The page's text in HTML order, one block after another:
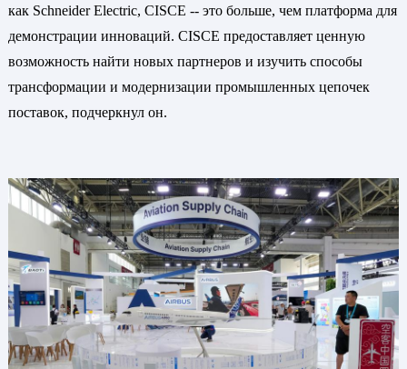
как Schneider Electric, CISCE -- это больше, чем платформа для
демонстрации инноваций. CISCE предоставляет ценную
возможность найти новых партнеров и изучить способы
трансформации и модернизации промышленных цепочек
поставок, подчеркнул он.